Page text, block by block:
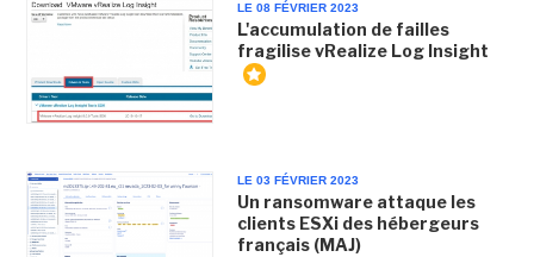
LE 08 FÉVRIER 2023
L'accumulation de failles
fragilise vRealize Log Insight
LE 03 FÉVRIER 2023
Un ransomware attaque les
clients ESXi des hébergeurs
français (MAJ)